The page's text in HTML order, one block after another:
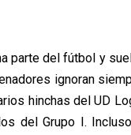
parte del fútbol y
ignoran
hinchas del UD
del Grupo I.